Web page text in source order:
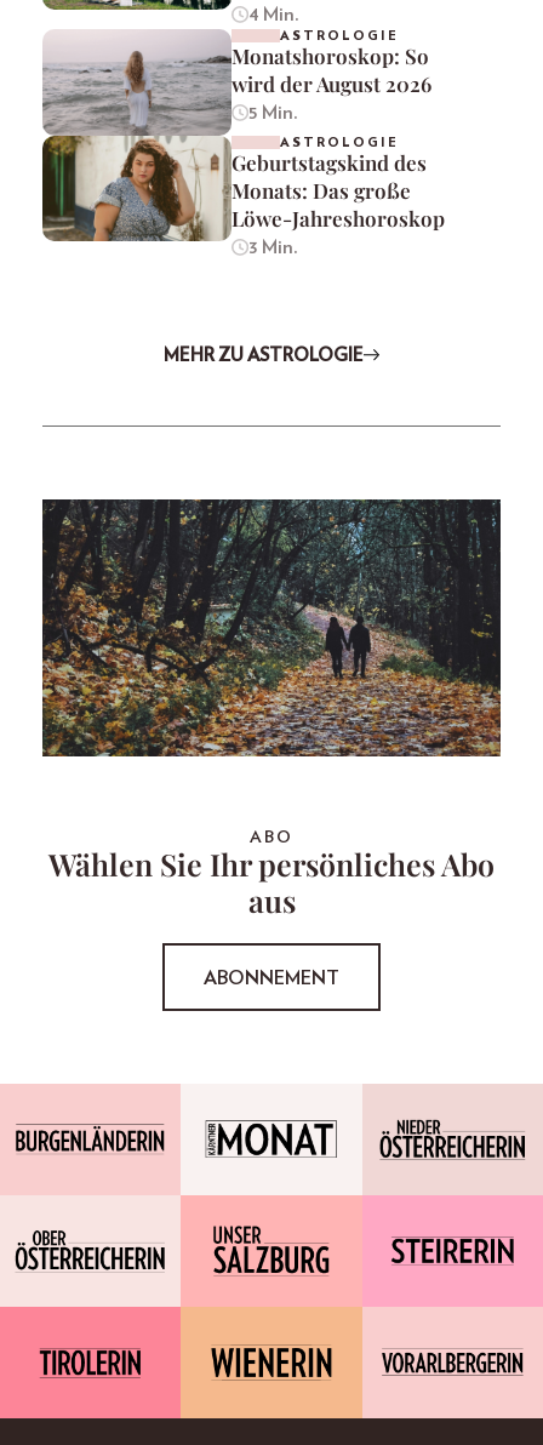
4 Min.
ASTROLOGIE
Monatshoroskop: So
wird der August 2026
5 Min.
ASTROLOGIE
Geburtstagskind des
Monats: Das große
Löwe-Jahreshoroskop
3 Min.
MEHR ZU ASTROLOGIE
ABO
Wählen Sie Ihr persönliches Abo
aus
ABONNEMENT